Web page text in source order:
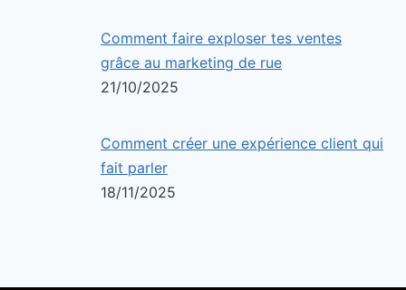
Comment faire exploser tes ventes
grâce au marketing de rue
21/10/2025
Comment créer une expérience client qui
fait parler
18/11/2025